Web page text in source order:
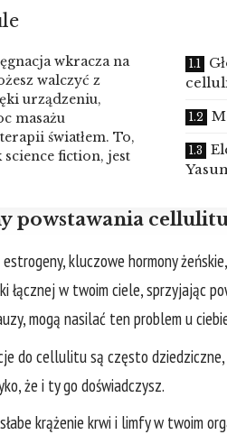
wkracza na
walczyć z
urządzeniu,
masażu
światłem. To,
science fiction, jest
powstawania
kluczowe hormony
łącznej w twoim ciele, sprzyjając
mogą nasilać ten problem u
do cellulitu są często
że i ty go doświadczysz.
krążenie krwi i limfy w twoim